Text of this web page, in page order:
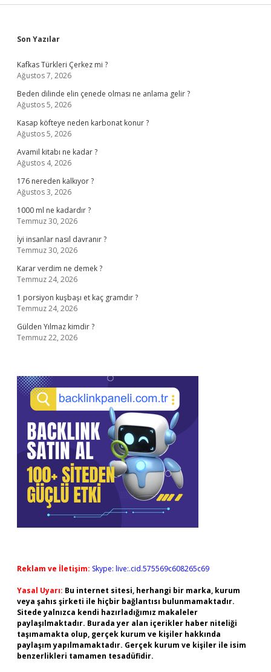
Sidebar
Son Yazılar
Kafkas Türkleri Çerkez mi ?
Ağustos 7, 2026
Beden dilinde elin çenede olması ne anlama gelir ?
Ağustos 5, 2026
Kasap köfteye neden karbonat konur ?
Ağustos 5, 2026
Avamil kitabı ne kadar ?
Ağustos 4, 2026
176 nereden kalkıyor ?
Ağustos 3, 2026
1000 ml ne kadardır ?
Temmuz 30, 2026
İyi insanlar nasıl davranır ?
Temmuz 30, 2026
Karar verdim ne demek ?
Temmuz 24, 2026
1 porsiyon kuşbaşı et kaç gramdır ?
Temmuz 24, 2026
Gülden Yılmaz kimdir ?
Temmuz 22, 2026
Reklam ve İletişim: Skype: live:.cid.575569c608265c69
Yasal Uyarı: Bu internet sitesi, herhangi bir marka, kurum
veya şahıs şirketi ile hiçbir bağlantısı bulunmamaktadır.
Sitede yalnızca kendi hazırladığımız makaleler
paylaşılmaktadır. Burada yer alan içerikler haber niteliği
taşımamakta olup, gerçek kurum ve kişiler hakkında
paylaşım yapılmamaktadır. Gerçek kurum ve kişiler ile isim
benzerlikleri tamamen tesadüfidir.